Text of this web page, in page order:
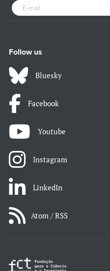
Follow us
Bluesky
Facebook
Youtube
Instagram
LinkedIn
Atom / RSS